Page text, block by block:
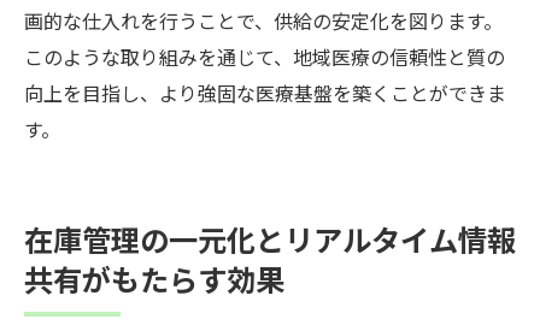
画的な仕入れを行うことで、供給の安定化を図ります。
このような取り組みを通じて、地域医療の信頼性と質の
向上を目指し、より強固な医療基盤を築くことができま
す。
在庫管理の一元化とリアルタイム情報
共有がもたらす効果